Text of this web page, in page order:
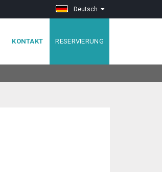
Deutsch
KONTAKT RESERVIERUNG